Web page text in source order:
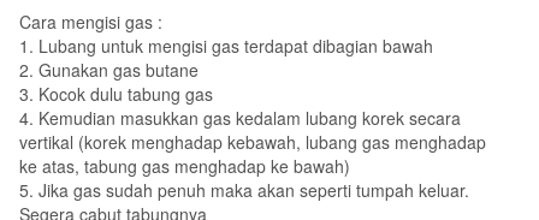
Cara mengisi gas :
1. Lubang untuk mengisi gas terdapat dibagian bawah
2. Gunakan gas butane
3. Kocok dulu tabung gas
4. Kemudian masukkan gas kedalam lubang korek secara
vertikal (korek menghadap kebawah, lubang gas menghadap
ke atas, tabung gas menghadap ke bawah)
5. Jika gas sudah penuh maka akan seperti tumpah keluar.
Segera cabut tabungnya